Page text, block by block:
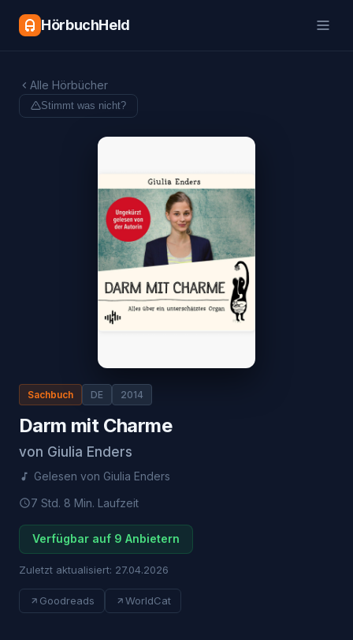
HörbuchHeld
Alle Hörbücher
Stimmt was nicht?
Sachbuch DE 2014
Darm mit Charme
von Giulia Enders
Gelesen von Giulia Enders
7 Std. 8 Min. Laufzeit
Verfügbar auf 9 Anbietern
Zuletzt aktualisiert: 27.04.2026
Goodreads WorldCat